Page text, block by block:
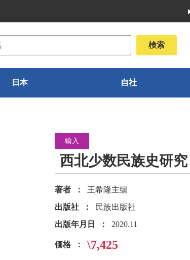
日本 自社
輸入
西北少数民族史研究
著者
王希隆主编
出版社
民族出版社
出版年月日
2020.11
価格 \7,425